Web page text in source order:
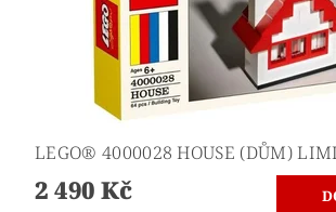
LEGO® 4000028 HOUSE (DŮM)
2 490 Kč